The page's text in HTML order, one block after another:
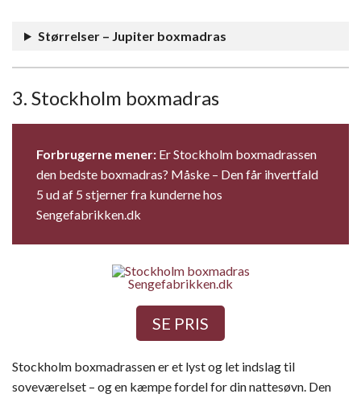
Størrelser – Jupiter boxmadras
3. Stockholm boxmadras
Forbrugerne mener: Er Stockholm boxmadrassen
den bedste boxmadras? Måske – Den får ihvertfald
5 ud af 5 stjerner fra kunderne hos
Sengefabrikken.dk
Sengefabrikken.dk
SE PRIS
Stockholm boxmadrassen er et lyst og let indslag til
soveværelset – og en kæmpe fordel for din nattesøvn. Den